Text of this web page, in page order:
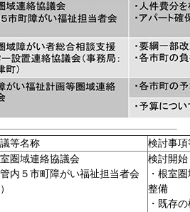
等名称
検討事項
圏域連絡協議会
管内５市町障がい福祉担当者会
検討開始
・根室
整備
・既存